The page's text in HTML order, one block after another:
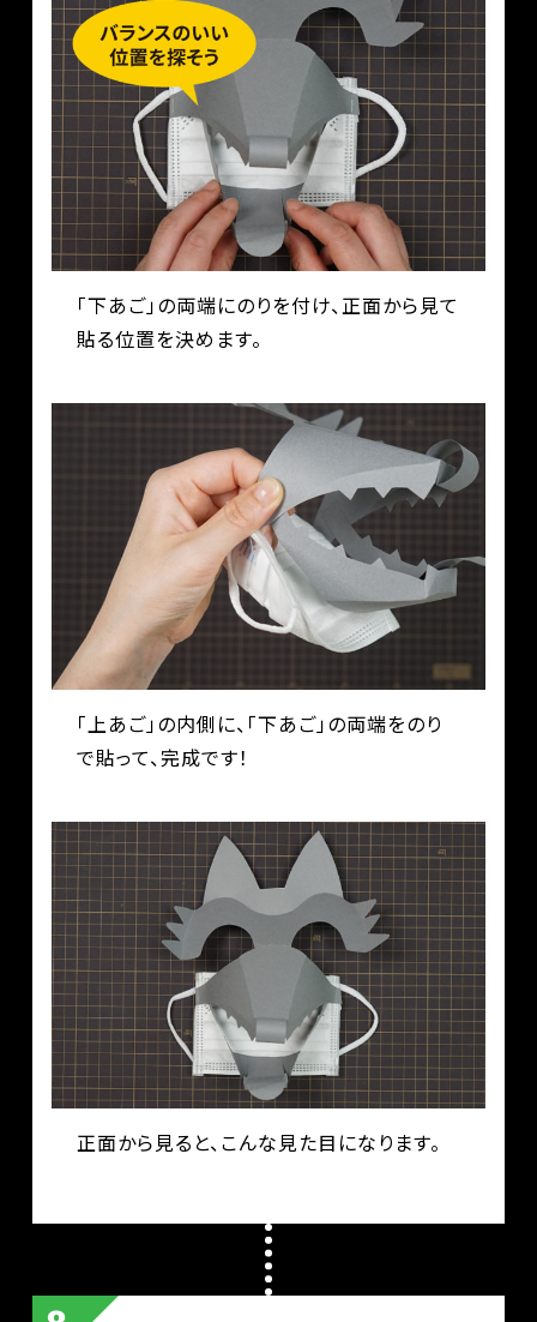
「下あご」の両端にのりを付け、正面から見て
貼る位置を決めます。
「上あご」の内側に、「下あご」の両端をのり
で貼って、完成です！
正面から見ると、こんな見た目になります。